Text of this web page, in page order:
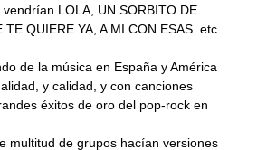
LOLA, UN SORBITO DE
TE QUIERE YA, A MI CON ESAS. etc.
de la música en España y América
y calidad, y con canciones
éxitos de oro del pop-rock en
multitud de grupos hacían versiones